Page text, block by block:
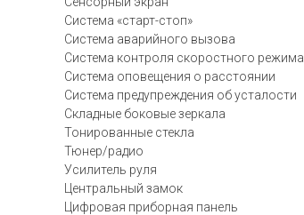
Система «старт-стоп»
Система аварийного вызова
Система контроля скоростного режима
Система оповещения о расстоянии
Система предупреждения об усталости
Складные боковые зеркала
Тонированные стекла
Тюнер/радио
Усилитель руля
Центральный замок
Цифровая приборная панель